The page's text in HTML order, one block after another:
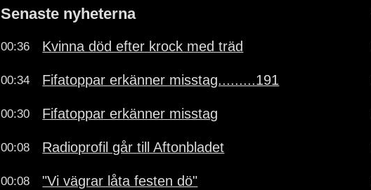
Senaste nyheterna
00:36 Kvinna död efter krock med träd
00:34 Fifatoppar erkänner misstag.........191
00:30 Fifatoppar erkänner misstag
00:08 Radioprofil går till Aftonbladet
00:08 "Vi vägrar låta festen dö"